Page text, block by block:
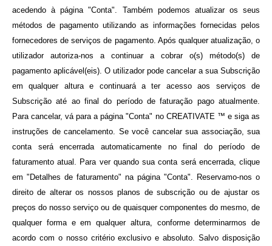
acedendo à página "Conta". Também podemos atualizar os seus
métodos de pagamento utilizando as informações fornecidas pelos
fornecedores de serviços de pagamento. Após qualquer atualização, o
utilizador autoriza-nos a continuar a cobrar o(s) método(s) de
pagamento aplicável(eis). O utilizador pode cancelar a sua Subscrição
em qualquer altura e continuará a ter acesso aos serviços de
Subscrição até ao final do período de faturação pago atualmente.
Para cancelar, vá para a página "Conta" no CREATIVATE ™ e siga as
instruções de cancelamento. Se você cancelar sua associação, sua
conta será encerrada automaticamente no final do período de
faturamento atual. Para ver quando sua conta será encerrada, clique
em "Detalhes de faturamento" na página "Conta". Reservamo-nos o
direito de alterar os nossos planos de subscrição ou de ajustar os
preços do nosso serviço ou de quaisquer componentes do mesmo, de
qualquer forma e em qualquer altura, conforme determinarmos de
acordo com o nosso critério exclusivo e absoluto. Salvo disposição